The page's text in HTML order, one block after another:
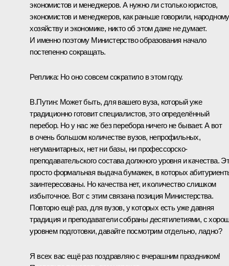
экономистов и менеджеров. А нужно ли столько юристов,
экономистов и менеджеров, как раньше говорили, народному
хозяйству и экономике, никто об этом даже не думает.
И именно поэтому Министерство образования начало
постепенно сокращать.
Реплика: Но оно совсем сократило в этом году.
В.Путин: Может быть, для вашего вуза, который уже
традиционно готовит специалистов, это определённый
перебор. Но у нас же без перебора ничего не бывает. А вот
в очень большом количестве вузов, непрофильных,
негуманитарных, нет ни базы, ни профессорско-
преподавательского состава должного уровня и качества.
просто формальная выдача бумажек, в которых
заинтересованы. Но качества нет, и количество слишком
избыточное. Вот с этим связана позиция Министерства.
Повторю ещё раз, для вузов, у которых есть уже давняя
традиция и преподаватели собраны десятилетиями, с
уровнем подготовки, давайте посмотрим отдельно, ладно?
Я всех вас ещё раз поздравляю с вчерашним праздником!